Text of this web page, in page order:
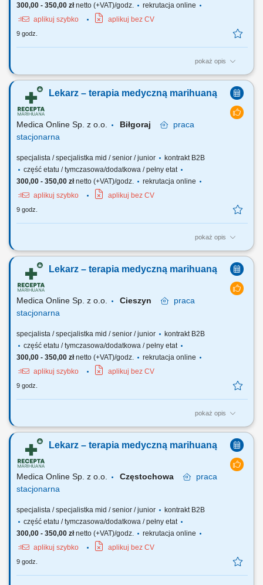
300,00 - 350,00 złnetto (+VAT)/godz.
rekrutacja online
aplikuj szybko
aplikuj bez CV
9 godz.
pokaż opis
Zapraszamy do współpracy z naszą firmą specjalizującą się w
medycznej marihuanie, działającej stacjonarnie. Poszukujemy
doświadczonych lekarzy i lekarek różnych specjalizacji, którzy są
otwarci na rozwój oraz poszerzanie wiedzy, aby dołączyć do naszego
zespołu jako tzn. Lekarz...
Lekarz – terapia medyczną marihuaną
Medica Online Sp. z o.o. Biłgoraj
praca
stacjonarna
specjalista / specjalistka mid / senior / junior
kontrakt B2B
część etatu / tymczasowa/dodatkowa / pełny etat
300,00 - 350,00 złnetto (+VAT)/godz.
rekrutacja online
aplikuj szybko
aplikuj bez CV
9 godz.
pokaż opis
Zapraszamy do współpracy z naszą firmą specjalizującą się w
medycznej marihuanie, działającej stacjonarnie. Poszukujemy
doświadczonych lekarzy i lekarek różnych specjalizacji, którzy są
otwarci na rozwój oraz poszerzanie wiedzy, aby dołączyć do naszego
zespołu jako tzn. Lekarz...
Lekarz – terapia medyczną marihuaną
Medica Online Sp. z o.o. Cieszyn
praca
stacjonarna
specjalista / specjalistka mid / senior / junior
kontrakt B2B
część etatu / tymczasowa/dodatkowa / pełny etat
300,00 - 350,00 złnetto (+VAT)/godz.
rekrutacja online
aplikuj szybko
aplikuj bez CV
9 godz.
pokaż opis
Zapraszamy do współpracy z naszą firmą specjalizującą się w
medycznej marihuanie, działającej stacjonarnie. Poszukujemy
doświadczonych lekarzy i lekarek różnych specjalizacji, którzy są
otwarci na rozwój oraz poszerzanie wiedzy, aby dołączyć do naszego
zespołu jako tzn. Lekarz...
Lekarz – terapia medyczną marihuaną
Medica Online Sp. z o.o. Częstochowa
praca
stacjonarna
specjalista / specjalistka mid / senior / junior
kontrakt B2B
część etatu / tymczasowa/dodatkowa / pełny etat
300,00 - 350,00 złnetto (+VAT)/godz.
rekrutacja online
aplikuj szybko
aplikuj bez CV
9 godz.